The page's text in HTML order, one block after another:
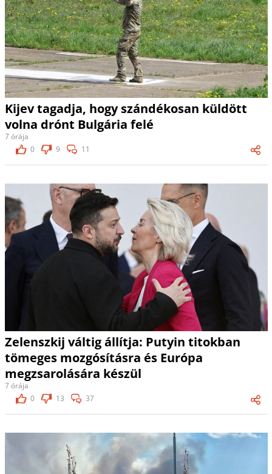
Kijev tagadja, hogy szándékosan küldött
volna drónt Bulgária felé
7 órája
0
9 11
Zelenszkij váltig állítja: Putyin titokban
tömeges mozgósításra és Európa
megzsarolására készül
7 órája
0
13 37